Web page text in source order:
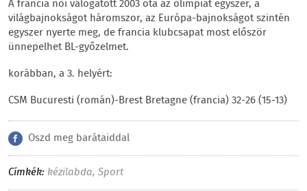
A francia női válogatott 2003 óta az olimpiát egyszer, a
világbajnokságot háromszor, az Európa-bajnokságot szintén
egyszer nyerte meg, de francia klubcsapat most először
ünnepelhet BL-győzelmet.
korábban, a 3. helyért:
CSM Bucuresti (román)-Brest Bretagne (francia) 32-26 (15-13)
Oszd meg barátaiddal
Címkék: kézilabda, Sport